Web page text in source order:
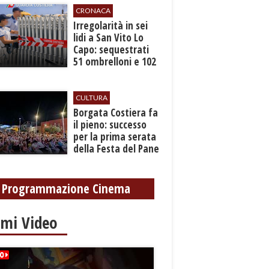
CRONACA
Irregolarità in sei
lidi a San Vito Lo
Capo: sequestrati
51 ombrelloni e 102
CULTURA
​Borgata Costiera fa
il pieno: successo
per la prima serata
della Festa del Pane
Programmazione Cinema
Video